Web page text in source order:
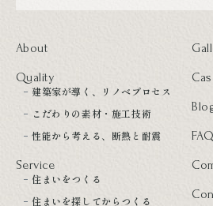
About
Quality
建築家が導く、リノベプロセス
こだわりの素材・施工技術
性能から考える、断熱と耐震
Service
住まいをつくる
住まいを探してからつくる
FAQ